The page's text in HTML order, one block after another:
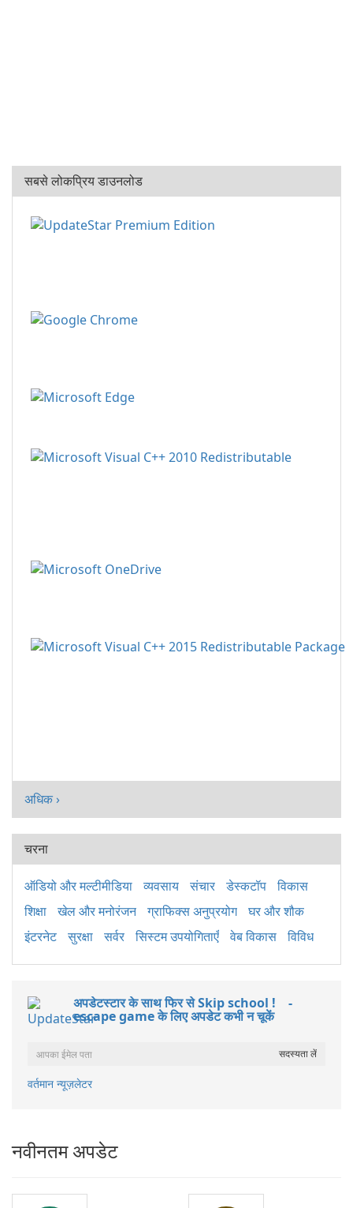
सबसे लोकप्रिय डाउनलोड
अधिक ›
चरना
ऑडियो और मल्टीमीडिया व्यवसाय संचार डेस्कटॉप
विकास
शिक्षा
खेल और मनोरंजन ग्राफिक्स अनुप्रयोग
घर और शौक
इंटरनेट
सुरक्षा सर्वर सिस्टम उपयोगिताएँ वेब विकास विविध
अपडेटस्टार के साथ फिर से Skip school ! -
escape game के लिए अपडेट कभी न चूकें
वर्तमान न्यूज़लेटर
नवीनतम अपडेट